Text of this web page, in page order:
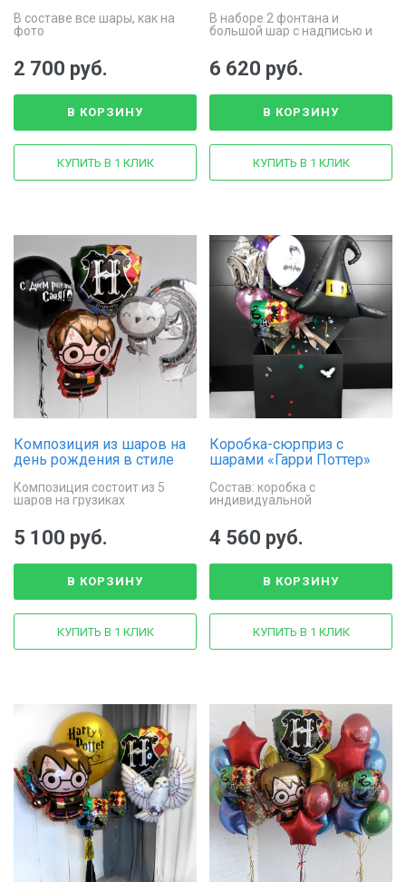
В составе все шары, как на
фото
2 700 руб.
В КОРЗИНУ
КУПИТЬ В 1 КЛИК
В наборе 2 фонтана и
большой шар с надписью и
6 620 руб.
В КОРЗИНУ
КУПИТЬ В 1 КЛИК
Композиция из шаров на
день рождения в стиле
Композиция состоит из 5
шаров на грузиках
5 100 руб.
В КОРЗИНУ
КУПИТЬ В 1 КЛИК
Коробка-сюрприз с
шарами «Гарри Поттер»
Состав: коробка с
индивидуальной
4 560 руб.
В КОРЗИНУ
КУПИТЬ В 1 КЛИК